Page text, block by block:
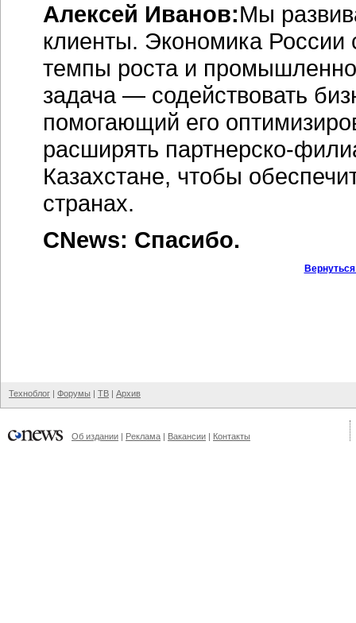
Алексей Иванов:Мы
клиенты. Экономика России
темпы роста и
задача — содействовать
помогающий его
расширять партнерско-
Казахстане, чтобы
странах.
CNews: Спасибо.
Техноблог | Форумы | ТВ | Архив
Об издании | Реклама | Вакансии | Контакты